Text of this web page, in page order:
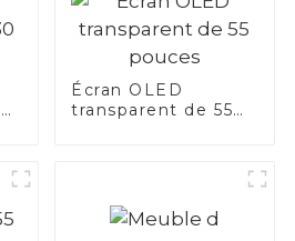
Écran OLED
transparent de 55